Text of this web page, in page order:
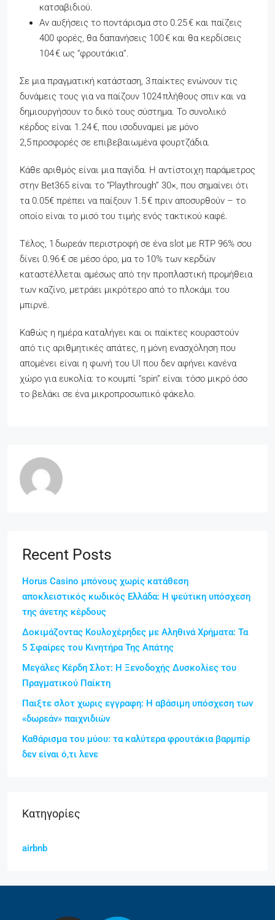
κατσαβιδιού.
Αν αυξήσεις το ποντάρισμα στο 0.25 € και παίζεις
400 φορές, θα δαπανήσεις 100 € και θα κερδίσεις
104 € ως “φρουτάκια”.
Σε μια πραγματική κατάσταση, 3 παίκτες ενώνουν τις
δυνάμεις τους για να παίζουν 1024 πλήθους σπιν και να
δημιουργήσουν το δικό τους σύστημα. Το συνολικό
κέρδος είναι 1.24 €, που ισοδυναμεί με μόνο
2,5 προσφορές σε επιβεβαιωμένα φουρτζάδια.
Κάθε αριθμός είναι μια παγίδα. Η αντίστοιχη παράμετρος
στην Bet365 είναι το “Playthrough” 30×, που σημαίνει ότι
τα 0.05€ πρέπει να παίξουν 1.5 € πριν αποσυρθούν – το
οποίο είναι το μισό του τιμής ενός τακτικού καφέ.
Τέλος, 1 δωρεάν περιστροφή σε ένα slot με RTP 96% σου
δίνει 0.96 € σε μέσο όρο, μα το 10% των κερδών
καταστέλλεται αμέσως από την προπλαστική προμήθεια
των καζίνο, μετράει μικρότερο από το πλοκάμι του
μπιρνέ.
Καθώς η ημέρα καταλήγει και οι παίκτες κουραστούν
από τις αριθμητικές απάτες, η μόνη ενασχόληση που
απομένει είναι η φωνή του UI που δεν αφήνει κανένα
χώρο για ευκολία: το κουμπί “spin” είναι τόσο μικρό όσο
το βελάκι σε ένα μικροπροσωπικό φάκελο.
Recent Posts
Horus Casino μπόνους χωρίς κατάθεση
αποκλειστικός κωδικός Ελλάδα: Η ψεύτικη υπόσχεση
της άνετης κέρδους
Δοκιμάζοντας Κουλοχέρηδες με Αληθινά Χρήματα: Τα
5 Σφαίρες του Κινητήρα Της Απάτης
Μεγάλες Κέρδη Σλοτ: Η Ξενοδοχής Δυσκολίες του
Πραγματικού Παίκτη
Παιξτε σλοτ χωρις εγγραφη: Η αβάσιμη υπόσχεση των
«δωρεάν» παιχνιδιών
Καθάρισμα του μύου: τα καλύτερα φρουτάκια βαρμπίρ
δεν είναι ό,τι λενε
Kατηγορίες
airbnb